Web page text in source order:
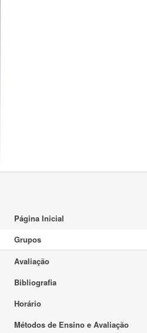
Página Inicial
Grupos
Avaliação
Bibliografia
Horário
Métodos de Ensino e Avaliação